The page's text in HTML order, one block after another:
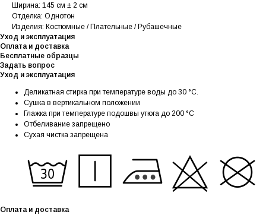
Ширина: 145 см ± 2 см
Отделка: Однотон
Изделия: Костюмные / Плательные / Рубашечные
Уход и эксплуатация
Оплата и доставка
Бесплатные образцы
Задать вопрос
Уход и эксплуатация
Деликатная стирка при температуре воды до 30 °C.
Сушка в вертикальном положении
Глажка при температуре подошвы утюга до 200 °C
Отбеливание запрещено
Сухая чистка запрещена
Оплата и доставка